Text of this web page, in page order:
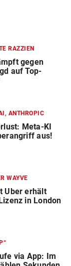
RAZZIEN
gegen
auf Top-
ANTHROPIC
Meta-KI
aus!
WAYVE
Uber erhält
in London
via App: Im